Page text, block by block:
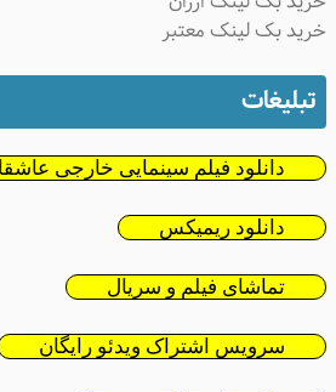
بک لینک معتبر
تبلیغات
دانلود فیلم سینمایی خارجی عاشقانه
دانلود ریمیکس
تماشای فیلم و سریال
سرویس اشتراک ویدئو رایگان